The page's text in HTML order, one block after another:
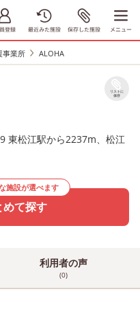
事業所 ALOHA
リストに
保存
東松江駅から2237m、松江
施設が選べます
めて探す
利用者の声
(0)